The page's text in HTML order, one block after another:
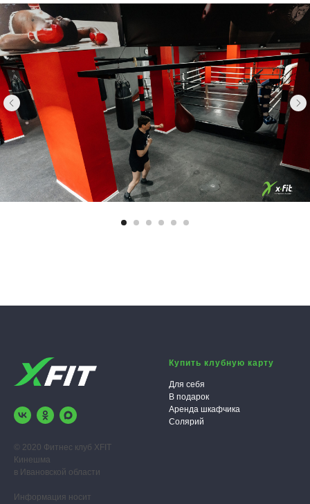
© 2020 Фитнес клуб XFIT
Кинешма
в Ивановской области
Информация носит
Купить клубную карту
Для себя
В подарок
Аренда шкафчика
Солярий